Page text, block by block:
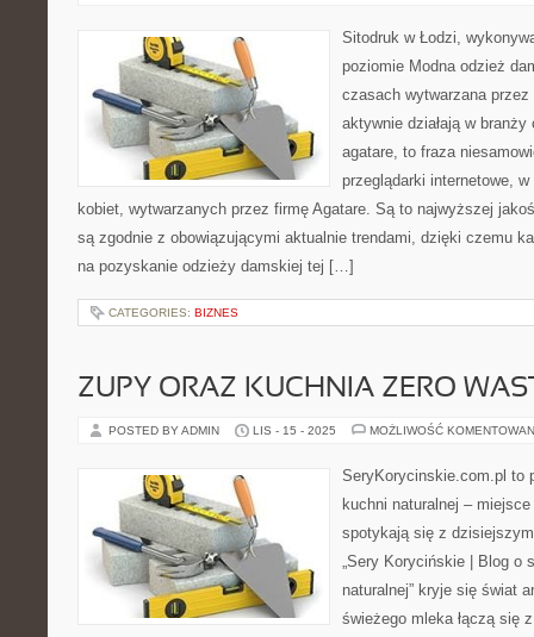
Sitodruk w Łodzi,
poziomie Modna odzież
czasach wytwarzana
aktywnie działają w
agatare, to fraza
przeglądarki internetowe,
kobiet, wytwarzanych przez firmę Agatare. Są to najwyższej
są zgodnie z obowiązującymi aktualnie trendami, dzięki czemu
na pozyskanie odzieży damskiej tej […]
CATEGORIES: BIZNES
ZUPY ORAZ KUCHNIA ZERO
POSTED BY ADMIN LIS - 15 - 2025 MOŻLIWOŚĆ
SeryKorycinskie.com.pl to
kuchni naturalnej –
spotykają się z
„Sery Korycińskie | Blog o
naturalnej” kryje się świat
świeżego mleka łączą się